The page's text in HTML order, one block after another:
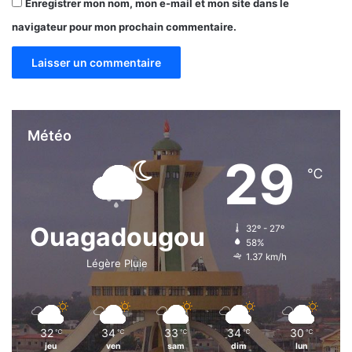
Enregistrer mon nom, mon e-mail et mon site dans le
navigateur pour mon prochain commentaire.
Météo
Ouagadougou
Légère Pluie
29 ℃
32º - 27º
58%
1.37 km/h
32 ℃
jeu
34 ℃
ven
33 ℃
sam
34 ℃
dim
30 ℃
lun